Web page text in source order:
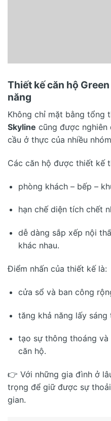
Thiết kế căn hộ
năng
Không chỉ mặt bằng tổng
Skyline cũng được nghiên
cầu ở thực của nhiều
Các căn hộ được thiết kế
phòng khách – bếp –
hạn chế diện tích chết
dễ dàng sắp xếp nội
khác nhau.
Điểm nhấn của thiết kế là:
cửa sổ và ban công
tăng khả năng lấy sáng
tạo sự thông thoáng
căn hộ.
👉 Với những gia đình ở
trọng để giữ được sự
gian.